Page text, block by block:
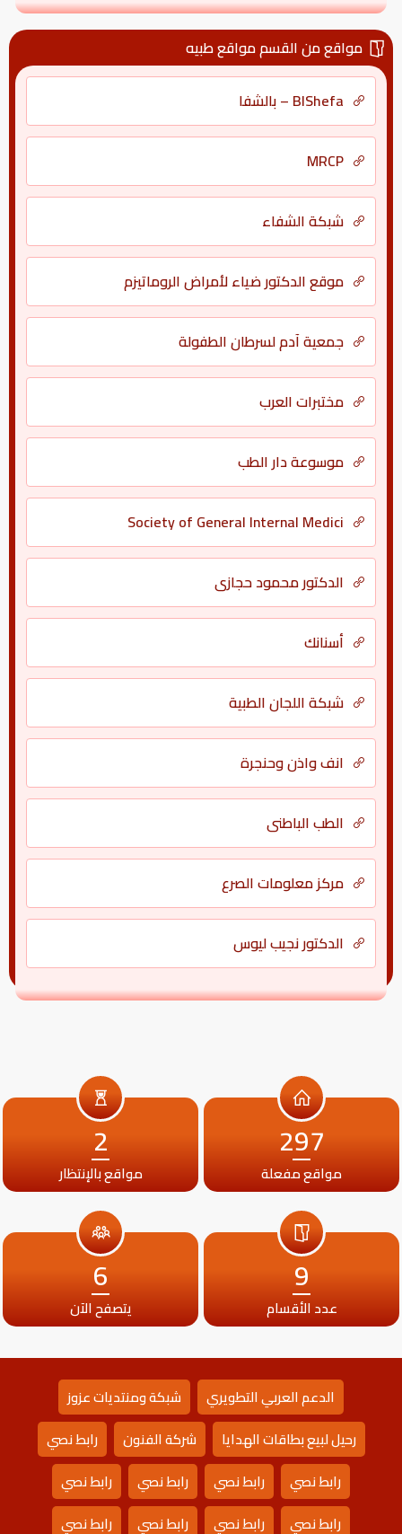
مواقع من القسم مواقع طبيه
BlShefa – بالشفا
MRCP
شبكة الشفاء
موقع الدكتور ضياء لأمراض الروماتيزم
جمعية آدم لسرطان الطفولة
مختبرات العرب
موسوعة دار الطب
Society of General Internal Medici
الدكتور محمود حجازي
أسنانك
شبكة اللجان الطبية
انف واذن وحنجرة
الطب الباطني
مركز معلومات الصرع
الدكتور نجيب ليوس
297
مواقع مفعلة
2
مواقع بالإنتظار
9
عدد الأقسام
6
يتصفح الآن
الدعم العربي التطويري
شبكة ومنتديات عزوز
رحيل لبيع بطاقات الهدايا
شركة الفنون
رابط نصي
رابط نصي
رابط نصي رابط نصي
رابط نصي
رابط نصي
رابط نصي رابط نصي رابط نصي